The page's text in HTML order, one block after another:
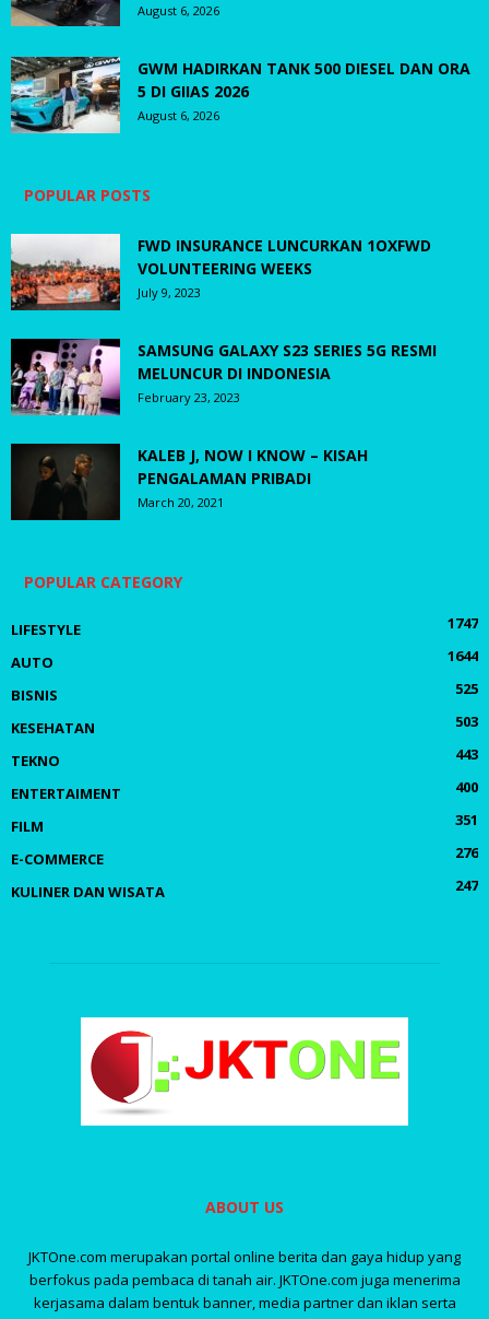
August 6, 2026
GWM HADIRKAN TANK 500 DIESEL DAN ORA
5 DI GIIAS 2026
August 6, 2026
POPULAR POSTS
FWD INSURANCE LUNCURKAN 1OXFWD
VOLUNTEERING WEEKS
July 9, 2023
SAMSUNG GALAXY S23 SERIES 5G RESMI
MELUNCUR DI INDONESIA
February 23, 2023
KALEB J, NOW I KNOW – KISAH
PENGALAMAN PRIBADI
March 20, 2021
POPULAR CATEGORY
LIFESTYLE
1747
AUTO
1644
BISNIS
525
KESEHATAN
503
TEKNO
443
ENTERTAIMENT
400
FILM
351
E-COMMERCE
276
KULINER DAN WISATA
247
ABOUT US
JKTOne.com merupakan portal online berita dan gaya hidup yang
berfokus pada pembaca di tanah air. JKTOne.com juga menerima
kerjasama dalam bentuk banner, media partner dan iklan serta